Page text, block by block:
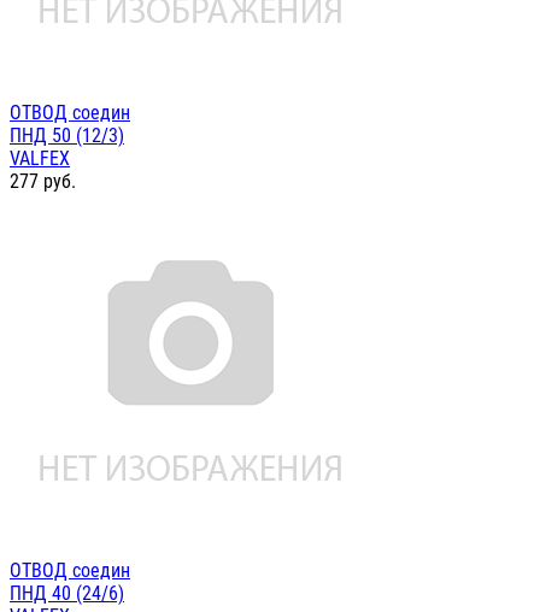
ОТВОД соедин
ПНД 50 (12/3)
VALFEX
277 руб.
ОТВОД соедин
ПНД 40 (24/6)